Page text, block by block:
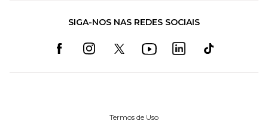
SIGA-NOS NAS REDES SOCIAIS
Termos de Uso